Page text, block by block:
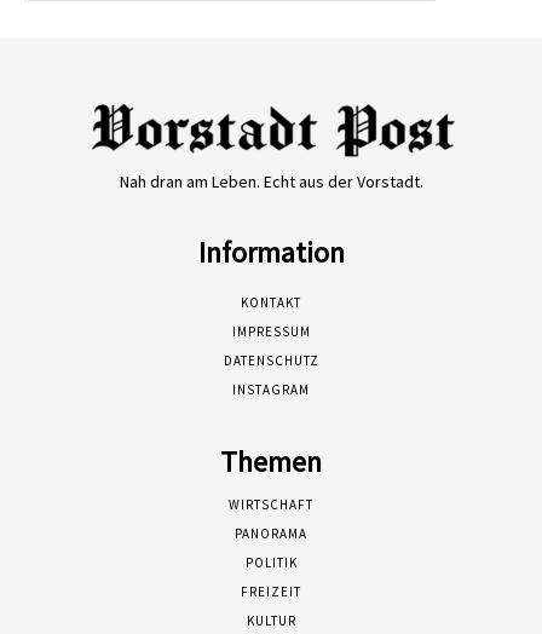
Nah dran am Leben. Echt aus der Vorstadt.
Information
KONTAKT
IMPRESSUM
DATENSCHUTZ
INSTAGRAM
Themen
WIRTSCHAFT
PANORAMA
POLITIK
FREIZEIT
KULTUR